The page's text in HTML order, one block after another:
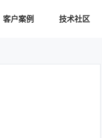
客户案例 技术社区